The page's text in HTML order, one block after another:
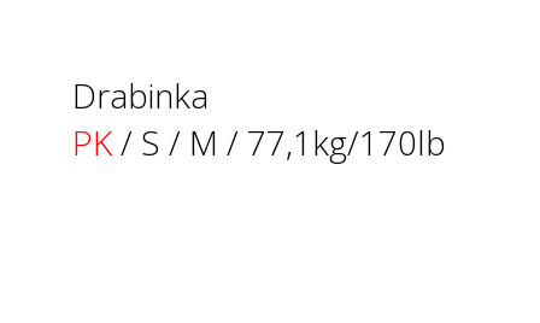
Drabinka
PK/ S / M / 77,1kg/170lb